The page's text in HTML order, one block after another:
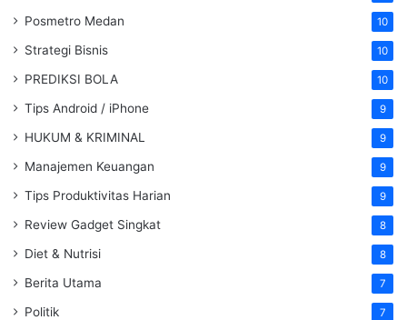
Posmetro Medan 10
Strategi Bisnis 10
PREDIKSI BOLA 10
Tips Android / iPhone 9
HUKUM & KRIMINAL 9
Manajemen Keuangan 9
Tips Produktivitas Harian 9
Review Gadget Singkat 8
Diet & Nutrisi 8
Berita Utama 7
Politik 7